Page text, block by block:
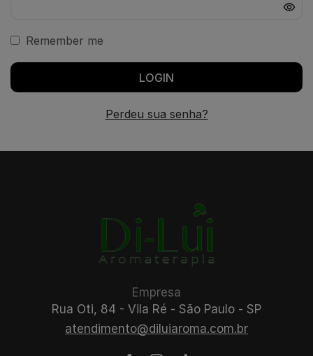
Remember me
LOGIN
Perdeu sua senha?
Empresa
Rua Oti, 84 - Vila Ré - São Paulo - SP
atendimento@diluiaroma.com.br